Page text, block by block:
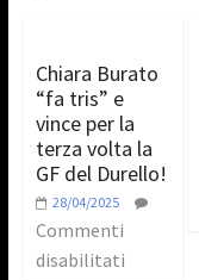
Chiara Burato
“fa tris” e
vince per la
terza volta la
GF del Durello!
28/04/2025
Commenti
disabilitati